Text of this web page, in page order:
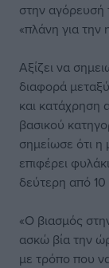
στην αγόρευσή
«πλάνη για την
Αξίζει να
διαφορά
και κατάχρηση
βασικού
σημείωσε ότι
επιφέρει
δεύτερη από
«Ο βιασμός
ασκώ βία την
με τρόπο που